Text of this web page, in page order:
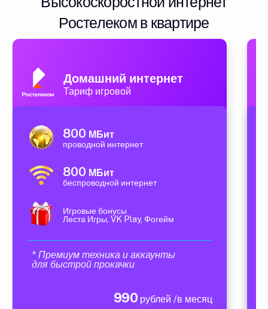
Ростелеком в квартире
Домашний интернет
Тариф игровой
800 МБит
проводной интернет
800 МБит
беспроводной интернет
Игровые бонусы
Леста Игры, VK Play, Фогейм
* Премиум техника и аккаунты
для быстрой прокачки
990 рублей /в месяц